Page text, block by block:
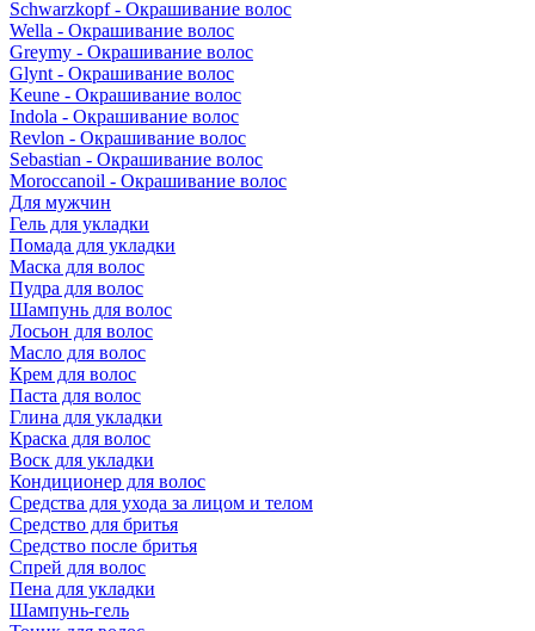
Schwarzkopf - Окрашивание волос
Wella - Окрашивание волос
Greymy - Окрашивание волос
Glynt - Окрашивание волос
Keune - Окрашивание волос
Indola - Окрашивание волос
Revlon - Окрашивание волос
Sebastian - Окрашивание волос
Moroccanoil - Окрашивание волос
Для мужчин
Гель для укладки
Помада для укладки
Маска для волос
Пудра для волос
Шампунь для волос
Лосьон для волос
Масло для волос
Крем для волос
Паста для волос
Глина для укладки
Краска для волос
Воск для укладки
Кондиционер для волос
Средства для ухода за лицом и телом
Средство для бритья
Средство после бритья
Спрей для волос
Пена для укладки
Шампунь-гель